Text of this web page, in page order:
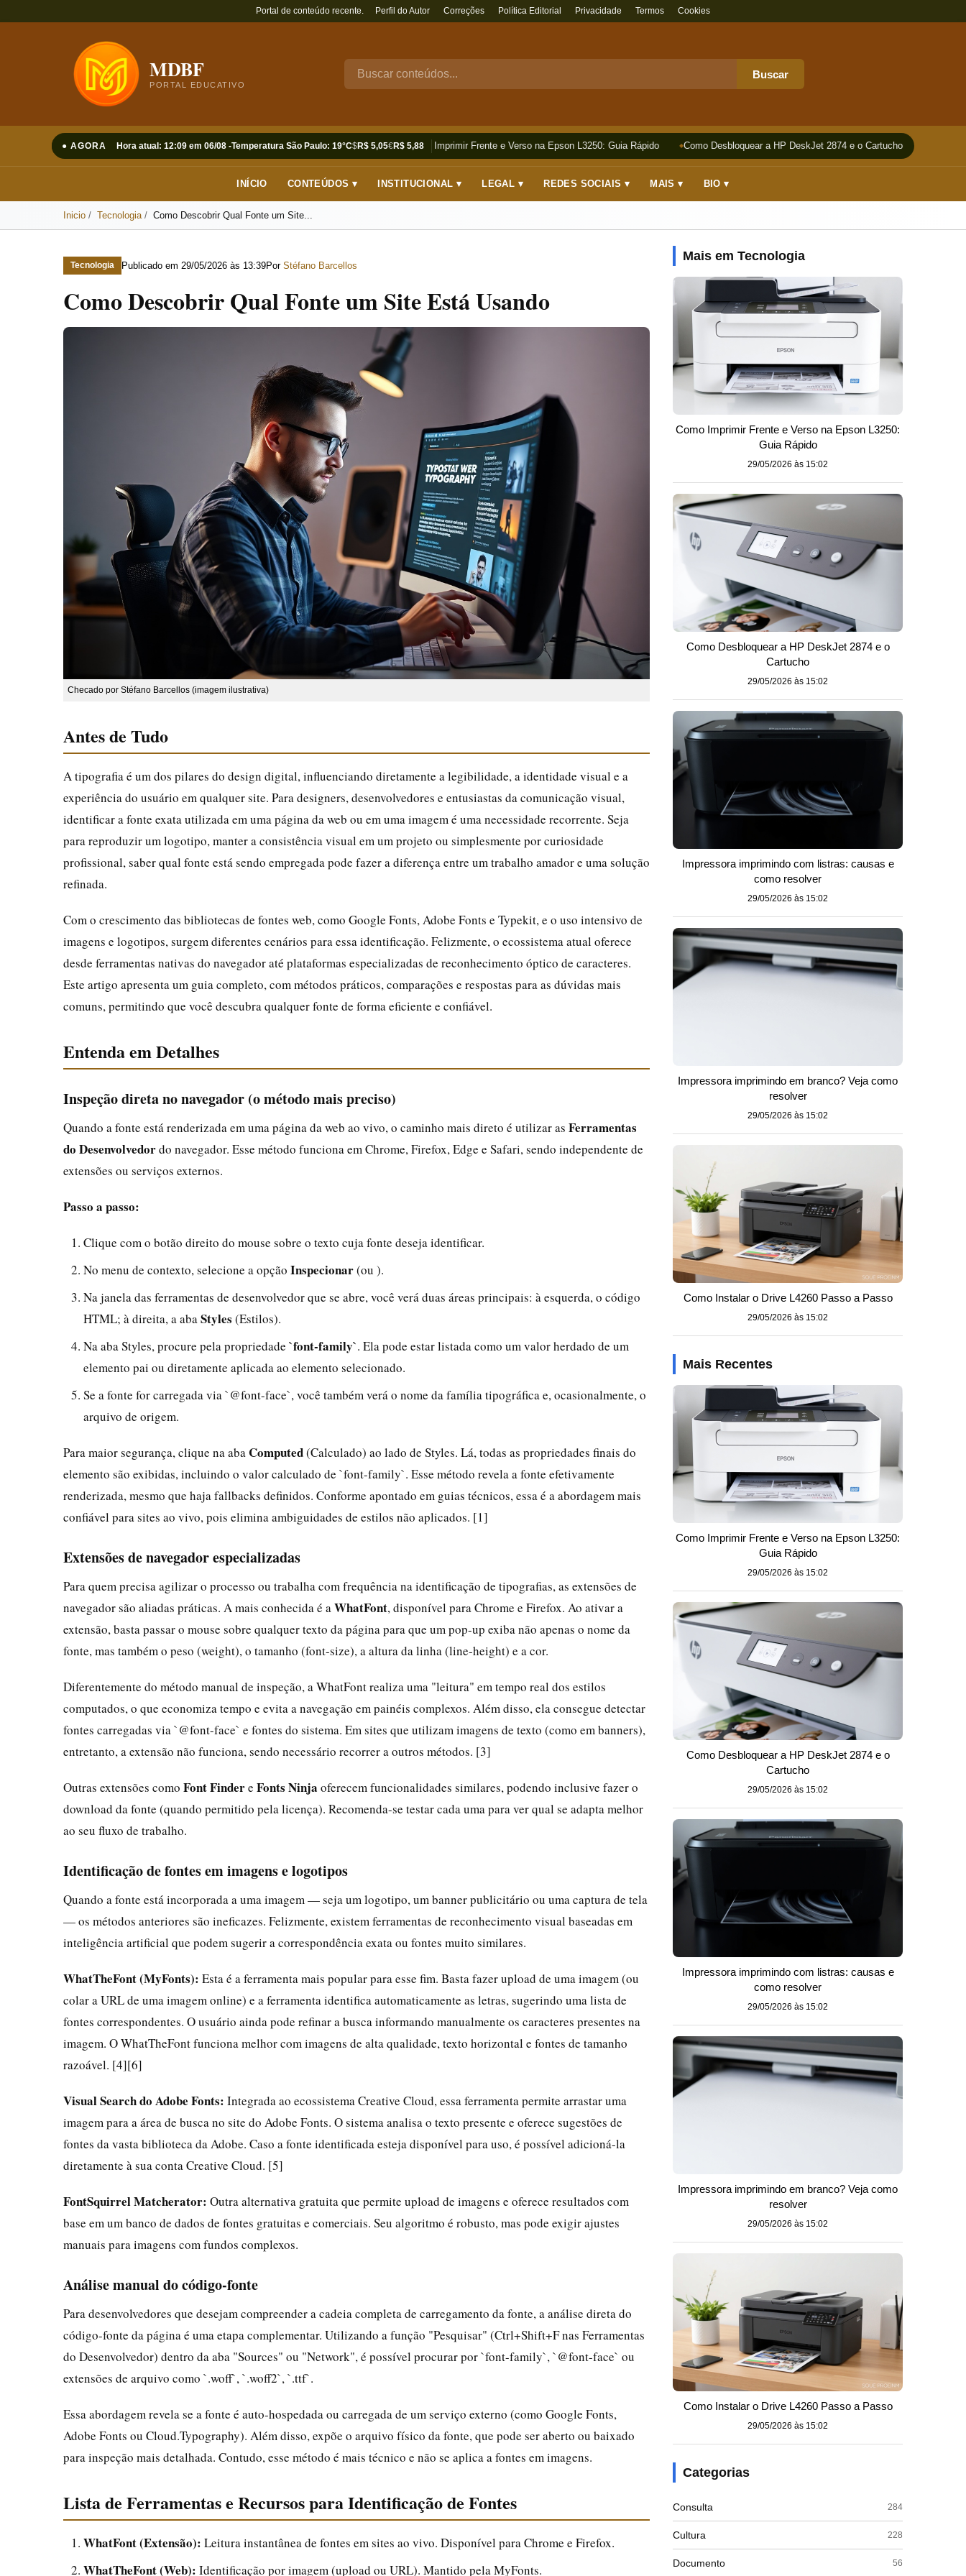
Portal de conteúdo recente. Perfil do Autor Correções Política Editorial Privacidade Termos Cookies
MDBF
PORTAL EDUCATIVO
Buscar
● AGORA Hora atual: 12:09 em 06/08 -Temperatura São Paulo: 19°C$R$ 5,05€R$ 5,88
Como Imprimir Frente e Verso na Epson L3250: Guia Rápido Como Desbloquear a HP DeskJet 2874 e o Cartucho
INÍCIO CONTEÚDOS ▾ INSTITUCIONAL ▾ LEGAL ▾ REDES SOCIAIS ▾ MAIS ▾ BIO ▾
Inicio Tecnologia Como Descobrir Qual Fonte um Site...
Tecnologia Publicado em 29/05/2026 às 13:39Por Stéfano Barcellos
Como Descobrir Qual Fonte um Site Está Usando
Checado por Stéfano Barcellos (imagem ilustrativa)
Antes de Tudo
A tipografia é um dos pilares do design digital, influenciando diretamente a legibilidade, a identidade visual e a
experiência do usuário em qualquer site. Para designers, desenvolvedores e entusiastas da comunicação visual,
identificar a fonte exata utilizada em uma página da web ou em uma imagem é uma necessidade recorrente. Seja
para reproduzir um logotipo, manter a consistência visual em um projeto ou simplesmente por curiosidade
profissional, saber qual fonte está sendo empregada pode fazer a diferença entre um trabalho amador e uma solução
refinada.
Com o crescimento das bibliotecas de fontes web, como Google Fonts, Adobe Fonts e Typekit, e o uso intensivo de
imagens e logotipos, surgem diferentes cenários para essa identificação. Felizmente, o ecossistema atual oferece
desde ferramentas nativas do navegador até plataformas especializadas de reconhecimento óptico de caracteres.
Este artigo apresenta um guia completo, com métodos práticos, comparações e respostas para as dúvidas mais
comuns, permitindo que você descubra qualquer fonte de forma eficiente e confiável.
Entenda em Detalhes
Inspeção direta no navegador (o método mais preciso)
Quando a fonte está renderizada em uma página da web ao vivo, o caminho mais direto é utilizar as Ferramentas
do Desenvolvedordo navegador. Esse método funciona em Chrome, Firefox, Edge e Safari, sendo independente de
extensões ou serviços externos.
Passo a passo:
Clique com o botão direito do mouse sobre o texto cuja fonte deseja identificar.
No menu de contexto, selecione a opção Inspecionar(ou ).
Na janela das ferramentas de desenvolvedor que se abre, você verá duas áreas principais: à esquerda, o código
HTML; à direita, a aba Styles (Estilos).
Na aba Styles, procure pela propriedade `font-family`. Ela pode estar listada como um valor herdado de um
elemento pai ou diretamente aplicada ao elemento selecionado.
Se a fonte for carregada via `@font-face`, você também verá o nome da família tipográfica e, ocasionalmente, o
arquivo de origem.
Para maior segurança, clique na aba Computed(Calculado) ao lado de Styles. Lá, todas as propriedades finais do
elemento são exibidas, incluindo o valor calculado de `font-family`. Esse método revela a fonte efetivamente
renderizada, mesmo que haja fallbacks definidos. Conforme apontado em guias técnicos, essa é a abordagem mais
confiável para sites ao vivo, pois elimina ambiguidades de estilos não aplicados. [1]
Extensões de navegador especializadas
Para quem precisa agilizar o processo ou trabalha com frequência na identificação de tipografias, as extensões de
navegador são aliadas práticas. A mais conhecida é a WhatFont, disponível para Chrome e Firefox. Ao ativar a
extensão, basta passar o mouse sobre qualquer texto da página para que um pop-up exiba não apenas o nome da
fonte, mas também o peso (weight), o tamanho (font-size), a altura da linha (line-height) e a cor.
Diferentemente do método manual de inspeção, a WhatFont realiza uma "leitura" em tempo real dos estilos
computados, o que economiza tempo e evita a navegação em painéis complexos. Além disso, ela consegue detectar
fontes carregadas via `@font-face` e fontes do sistema. Em sites que utilizam imagens de texto (como em banners),
entretanto, a extensão não funciona, sendo necessário recorrer a outros métodos. [3]
Outras extensões como Font Findere Fonts Ninja oferecem funcionalidades similares, podendo inclusive fazer o
download da fonte (quando permitido pela licença). Recomenda-se testar cada uma para ver qual se adapta melhor
ao seu fluxo de trabalho.
Identificação de fontes em imagens e logotipos
Quando a fonte está incorporada a uma imagem — seja um logotipo, um banner publicitário ou uma captura de tela
— os métodos anteriores são ineficazes. Felizmente, existem ferramentas de reconhecimento visual baseadas em
inteligência artificial que podem sugerir a correspondência exata ou fontes muito similares.
WhatTheFont (MyFonts): Esta é a ferramenta mais popular para esse fim. Basta fazer upload de uma imagem (ou
colar a URL de uma imagem online) e a ferramenta identifica automaticamente as letras, sugerindo uma lista de
fontes correspondentes. O usuário ainda pode refinar a busca informando manualmente os caracteres presentes na
imagem. O WhatTheFont funciona melhor com imagens de alta qualidade, texto horizontal e fontes de tamanho
razoável. [4][6]
Visual Search do Adobe Fonts: Integrada ao ecossistema Creative Cloud, essa ferramenta permite arrastar uma
imagem para a área de busca no site do Adobe Fonts. O sistema analisa o texto presente e oferece sugestões de
fontes da vasta biblioteca da Adobe. Caso a fonte identificada esteja disponível para uso, é possível adicioná-la
diretamente à sua conta Creative Cloud. [5]
FontSquirrel Matcherator: Outra alternativa gratuita que permite upload de imagens e oferece resultados com
base em um banco de dados de fontes gratuitas e comerciais. Seu algoritmo é robusto, mas pode exigir ajustes
manuais para imagens com fundos complexos.
Análise manual do código-fonte
Para desenvolvedores que desejam compreender a cadeia completa de carregamento da fonte, a análise direta do
código-fonte da página é uma etapa complementar. Utilizando a função "Pesquisar" (Ctrl+Shift+F nas Ferramentas
do Desenvolvedor) dentro da aba "Sources" ou "Network", é possível procurar por `font-family`, `@font-face` ou
extensões de arquivo como `.woff`, `.woff2`, `.ttf`.
Essa abordagem revela se a fonte é auto-hospedada ou carregada de um serviço externo (como Google Fonts,
Adobe Fonts ou Cloud.Typography). Além disso, expõe o arquivo físico da fonte, que pode ser aberto ou baixado
para inspeção mais detalhada. Contudo, esse método é mais técnico e não se aplica a fontes em imagens.
Lista de Ferramentas e Recursos para Identificação de Fontes
WhatFont (Extensão): Leitura instantânea de fontes em sites ao vivo. Disponível para Chrome e Firefox.
WhatTheFont (Web): Identificação por imagem (upload ou URL). Mantido pela MyFonts.
Mais em Tecnologia
Como Imprimir Frente e Verso na Epson L3250:
Guia Rápido
29/05/2026 às 15:02
Como Desbloquear a HP DeskJet 2874 e o
Cartucho
29/05/2026 às 15:02
Impressora imprimindo com listras: causas e
como resolver
29/05/2026 às 15:02
Impressora imprimindo em branco? Veja como
resolver
29/05/2026 às 15:02
Como Instalar o Drive L4260 Passo a Passo
29/05/2026 às 15:02
Mais Recentes
Como Imprimir Frente e Verso na Epson L3250:
Guia Rápido
29/05/2026 às 15:02
Como Desbloquear a HP DeskJet 2874 e o
Cartucho
29/05/2026 às 15:02
Impressora imprimindo com listras: causas e
como resolver
29/05/2026 às 15:02
Impressora imprimindo em branco? Veja como
resolver
29/05/2026 às 15:02
Como Instalar o Drive L4260 Passo a Passo
29/05/2026 às 15:02
Categorias
Consulta 284
Cultura 228
Documento 56